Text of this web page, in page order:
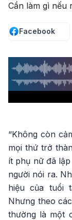
Cần làm gì nếu
Facebook
“Không còn
mọi thứ trở
ít phụ nữ đã
người nói ra.
hiệu của tuổi
Nhưng theo
thường là một